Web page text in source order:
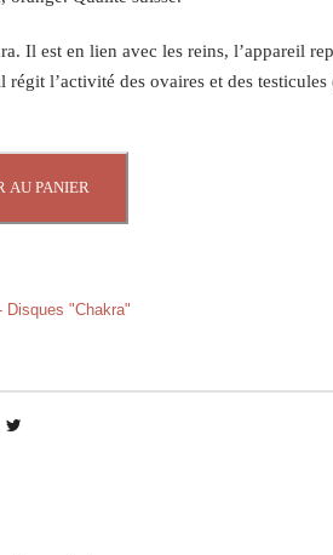
Il est en lien avec les reins, l’appareil
l’activité des ovaires et des testicules
AU PANIER
Disques "Chakra"